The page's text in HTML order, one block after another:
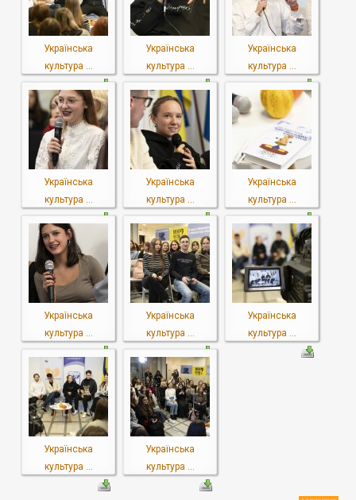
Українська
культура ...
Українська
культура ...
Українська
культура ...
Українська
культура ...
Українська
культура ...
Українська
культура ...
Українська
культура ...
Українська
культура ...
Українська
культура ...
Українська
культура ...
Українська
культура ...